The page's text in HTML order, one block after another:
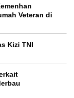
Veteran di
Kizi TNI